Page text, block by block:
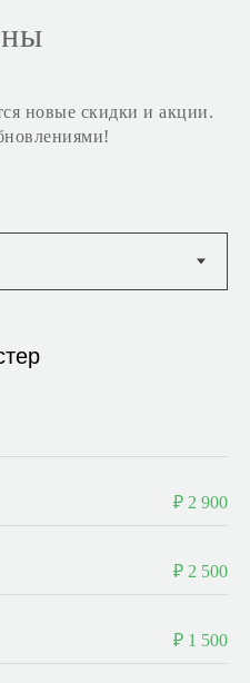
новые скидки и акции.
₽ 2 900
₽ 2 500
₽ 1 500